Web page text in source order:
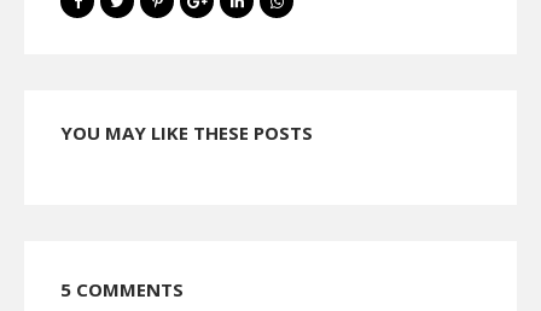
YOU MAY LIKE THESE POSTS
5 COMMENTS